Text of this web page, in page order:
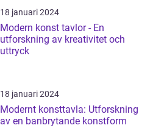
18 januari 2024
Modern konst tavlor - En
utforskning av kreativitet och
uttryck
18 januari 2024
Modernt konsttavla: Utforskning
av en banbrytande konstform